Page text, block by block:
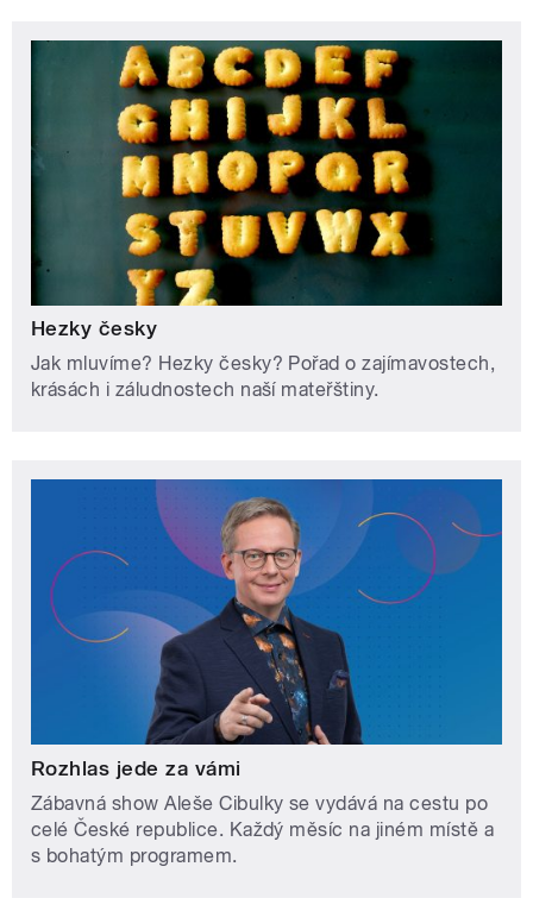
Hezky česky
Jak mluvíme? Hezky česky? Pořad o zajímavostech,
krásách i záludnostech naší mateřštiny.
Rozhlas jede za vámi
Zábavná show Aleše Cibulky se vydává na cestu po
celé České republice. Každý měsíc na jiném místě a
s bohatým programem.